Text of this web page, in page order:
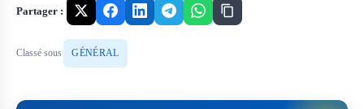
Partager :
Classé sous GÉNÉRAL